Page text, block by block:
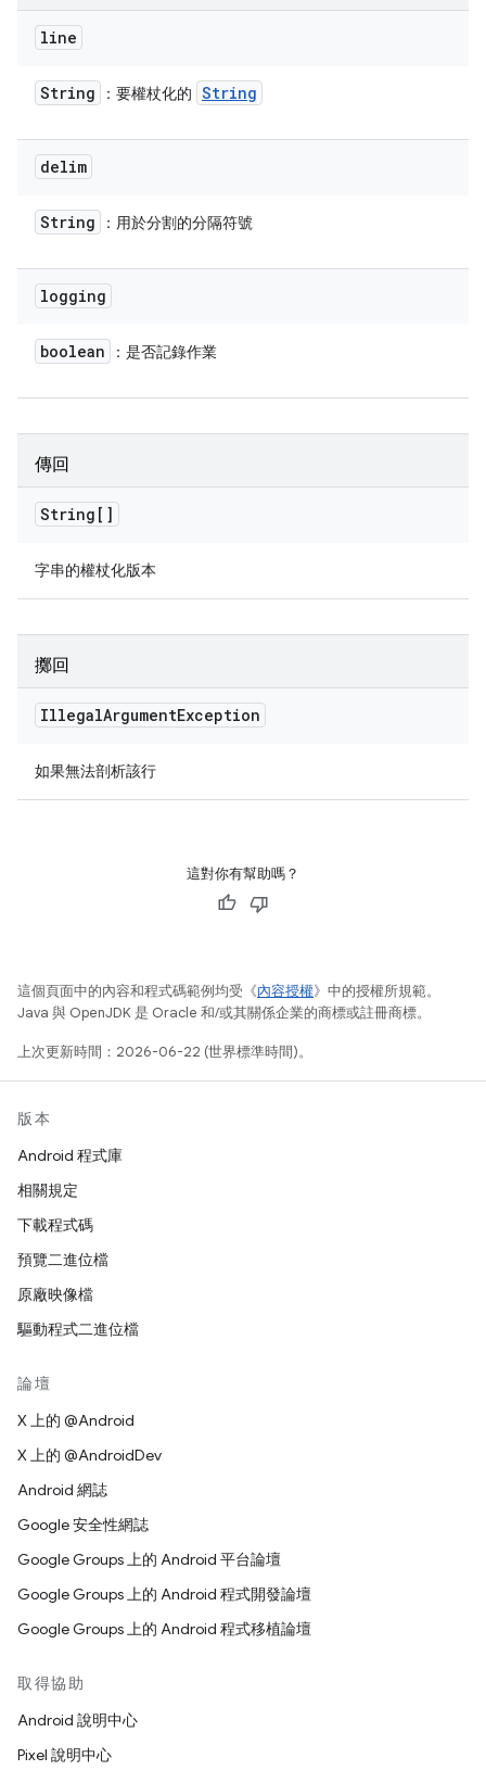
line
String ：要權杖化的 String
delim
String ：用於分割的分隔符號
logging
boolean ：是否記錄作業
傳回
String[]
字串的權杖化版本
擲回
IllegalArgumentException
如果無法剖析該行
這對你有幫助嗎？
這個頁面中的內容和程式碼範例均受《內容授權》中的授權所規範。
Java 與 OpenJDK 是 Oracle 和/或其關係企業的商標或註冊商標。
上次更新時間：2026-06-22 (世界標準時間)。
版本
Android 程式庫
相關規定
下載程式碼
預覽二進位檔
原廠映像檔
驅動程式二進位檔
論壇
X 上的 @Android
X 上的 @AndroidDev
Android 網誌
Google 安全性網誌
Google Groups 上的 Android 平台論壇
Google Groups 上的 Android 程式開發論壇
Google Groups 上的 Android 程式移植論壇
取得協助
Android 說明中心
Pixel 說明中心